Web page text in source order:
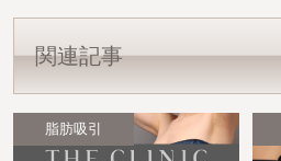
関連記事
脂肪吸引